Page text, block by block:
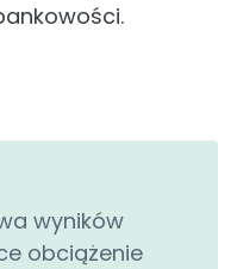
wyników
obciążenie